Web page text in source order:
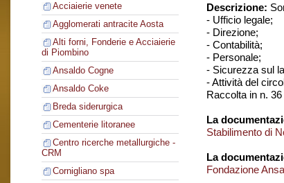
Acciaierie venete
Agglomerati antracite Aosta
Alti forni, Fonderie e Acciaierie
di Piombino
Ansaldo Cogne
Ansaldo Coke
Breda siderurgica
Cementerie litoranee
Centro ricerche metallurgiche -
CRM
Cornigliano spa
Descrizione:
- Ufficio legale;
- Direzione;
- Contabilità;
- Personale;
- Sicurezza sul
- Attività del
Raccolta in n.
La
Stabilimento di
La
Fondazione